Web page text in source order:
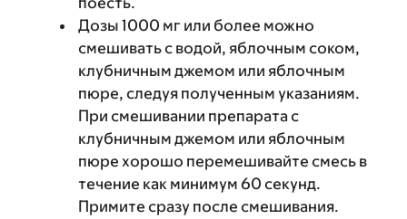
Дозы 1000 мг или более можно
смешивать с водой, яблочным соком,
клубничным джемом или яблочным
пюре, следуя полученным указаниям.
При смешивании препарата с
клубничным джемом или яблочным
пюре хорошо перемешивайте смесь в
течение как минимум 60 секунд.
Примите сразу после смешивания.